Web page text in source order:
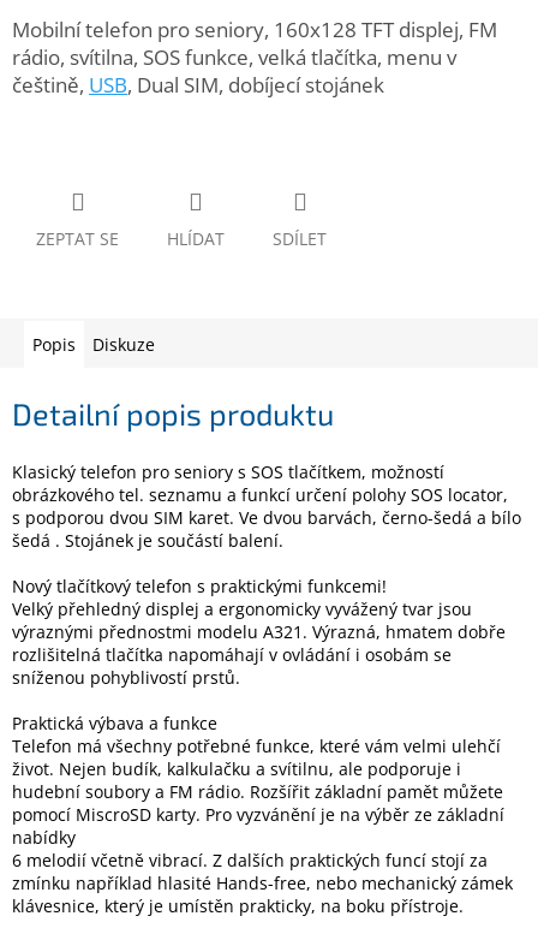
Telefony
a
tablety
Dílna
spotřebiče
Počítače
a
Elektronika
%
Black
Friday
VÝPRODEJ
Akční
zboží
TONERY
A
CARTRIDGE
OEM
Mobilní telefon pro seniory, 160x128 TFT displej, FM
rádio, svítilna, SOS funkce, velká tlačítka, menu v
češtině, USB, Dual SIM, dobíjecí stojánek
ZEPTAT SE HLÍDAT SDÍLET
Popis Diskuze
Detailní popis produktu
Klasický telefon pro seniory s SOS tlačítkem, možností
obrázkového tel. seznamu a funkcí určení polohy SOS locator,
s podporou dvou SIM karet. Ve dvou barvách, černo-šedá a bílo
šedá . Stojánek je součástí balení.
Nový tlačítkový telefon s praktickými funkcemi!
Velký přehledný displej a ergonomicky vyvážený tvar jsou
výraznými přednostmi modelu A321. Výrazná, hmatem dobře
rozlišitelná tlačítka napomáhají v ovládání i osobám se
sníženou pohyblivostí prstů.
Praktická výbava a funkce
Telefon má všechny potřebné funkce, které vám velmi ulehčí
život. Nejen budík, kalkulačku a svítilnu, ale podporuje i
hudební soubory a FM rádio. Rozšířit základní pamět můžete
pomocí MiscroSD karty. Pro vyzvánění je na výběr ze základní
nabídky
6 melodií včetně vibrací. Z dalších praktických funcí stojí za
zmínku například hlasité Hands-free, nebo mechanický zámek
klávesnice, který je umístěn prakticky, na boku přístroje.